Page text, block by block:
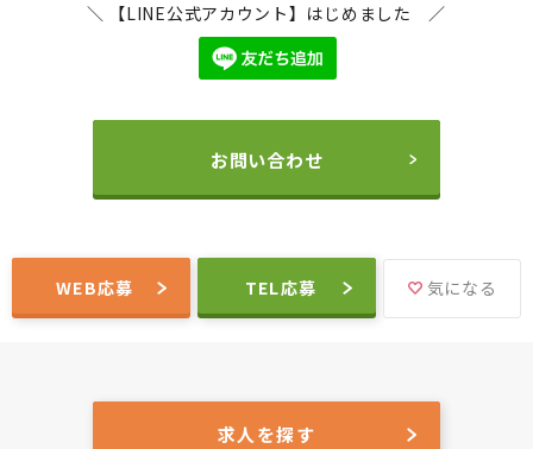
＼ 【LINE公式アカウント】はじめました ／
お問い合わせ
WEB応募 TEL応募 気になる
求人を探す